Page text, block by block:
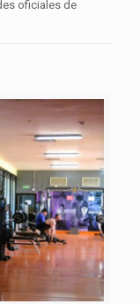
oficiales de